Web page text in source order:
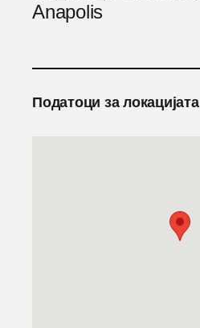
Anapolis
Податоци за локацијата